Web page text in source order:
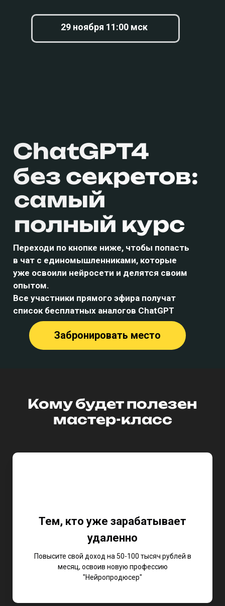
29 ноября 11:00 мск
Переходи по кнопке ниже, чтобы попасть
в чат с единомышленниками, которые
уже освоили нейросети и делятся своим
опытом.
Все участники прямого эфира получат
список бесплатных аналогов ChatGPT
Забронировать место
самый
полный курс
ChatGPT4
без секретов:
Кому будет полезен
мастер-класс
Тем, кто уже зарабатывает
удаленно
Повысите свой доход на 50-100 тысяч рублей в
месяц, освоив новую профессию
"Нейропродюсер"